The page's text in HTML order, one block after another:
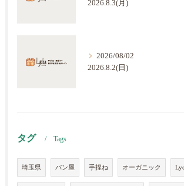
2026.8.3(月)
2026/08/02
2026.8.2(日)
タグ Tags
埼玉県 パン屋 手捏ね オーガニック